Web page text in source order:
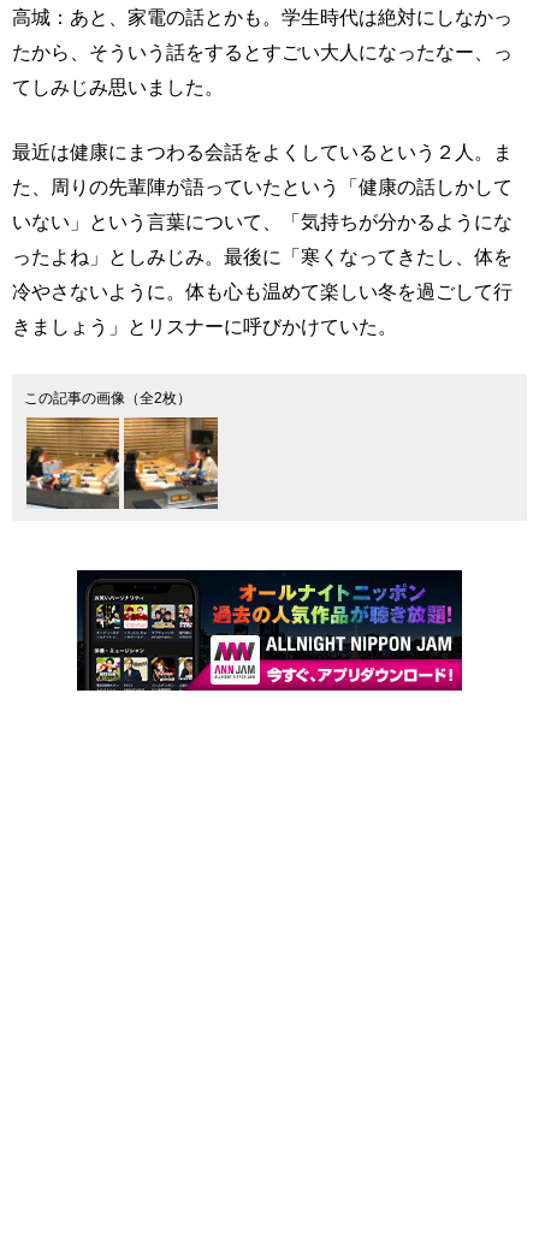
高城：あと、家電の話とかも。学生時代は絶対にしなかっ
たから、そういう話をするとすごい大人になったなー、っ
てしみじみ思いました。
最近は健康にまつわる会話をよくしているという２人。ま
た、周りの先輩陣が語っていたという「健康の話しかして
いない」という言葉について、「気持ちが分かるようにな
ったよね」としみじみ。最後に「寒くなってきたし、体を
冷やさないように。体も心も温めて楽しい冬を過ごして行
きましょう」とリスナーに呼びかけていた。
この記事の画像（全2枚）